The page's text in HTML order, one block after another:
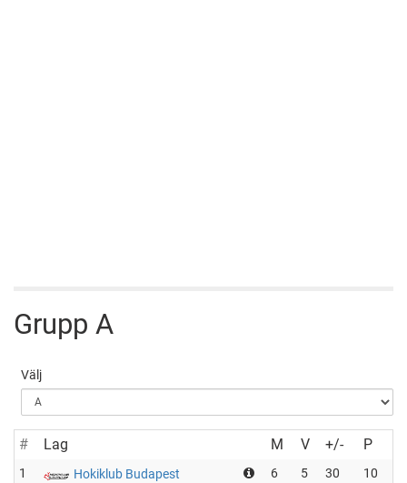
Grupp A
Välj
# Lag M V +/- P
1 Hokiklub Budapest 6 5 30 10